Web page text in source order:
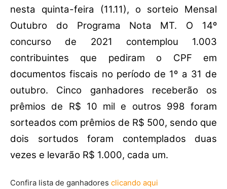
nesta quinta-feira (11.11), o sorteio Mensal
Outubro do Programa Nota MT. O 14º
concurso de 2021 contemplou 1.003
contribuintes que pediram o CPF em
documentos fiscais no período de 1º a 31 de
outubro. Cinco ganhadores receberão os
prêmios de R$ 10 mil e outros 998 foram
sorteados com prêmios de R$ 500, sendo que
dois sortudos foram contemplados duas
vezes e levarão R$ 1.000, cada um.
Confira lista de ganhadores clicando aqui